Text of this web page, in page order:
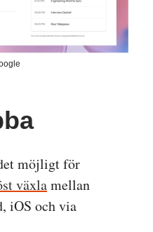
möjligt för
växlamellan
iOS och via